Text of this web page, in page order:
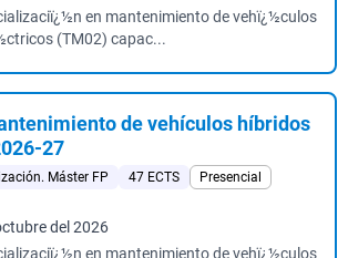
en mantenimiento de vehï¿½culos
(TM02) capac...
de vehículos híbridos
27
Máster FP 47 ECTS
Presencial
del 2026
en mantenimiento de vehï¿½culos